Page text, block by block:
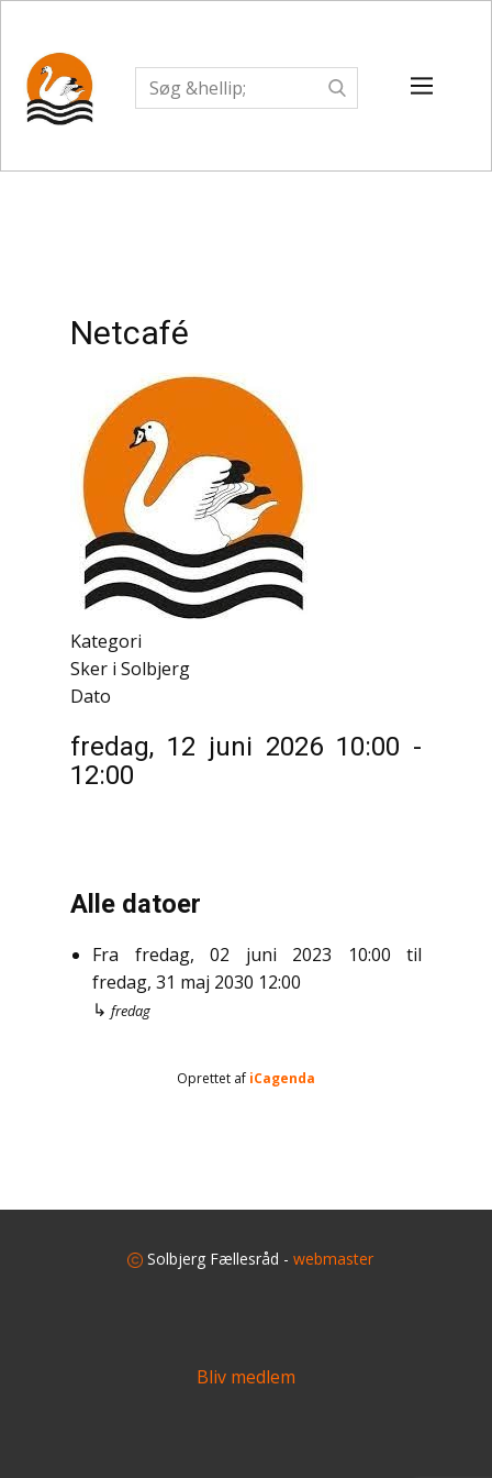
Netcafé
Kategori
Sker i Solbjerg
Dato
fredag, 12 juni 2026 10:00 -
12:00
Alle datoer
Fra fredag, 02 juni 2023 10:00
til
fredag, 31 maj 2030 12:00
↳ fredag
Oprettet af iCagenda
Solbjerg Fællesråd - webmaster
Bliv medlem